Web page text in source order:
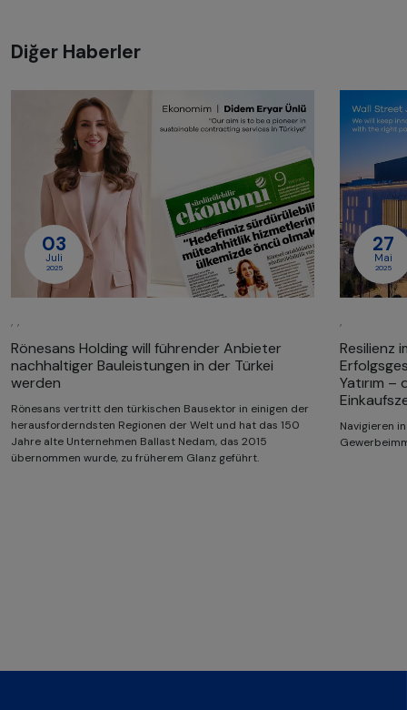
Diğer Haberler
03
Juli
2025
, ,
Rönesans Holding will führender Anbieter
nachhaltiger Bauleistungen in der Türkei
werden
Rönesans vertritt den türkischen Bausektor in einigen der
herausforderndsten Regionen der Welt und hat das 150
Jahre alte Unternehmen Ballast Nedam, das 2015
übernommen wurde, zu früherem Glanz geführt.
27
Mai
2025
,
Resilienz
Yatırım
Navigieren